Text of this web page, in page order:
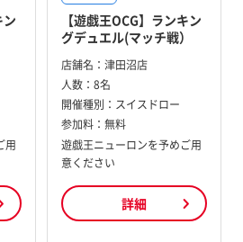
ン
用
【遊戯王OCG】ランキン
グデュエル(マッチ戦）
店舗名： 津田沼店
人数： 8名
開催種別： スイスドロー
参加料： 無料
遊戯王ニューロンを予めご用
意ください
詳細